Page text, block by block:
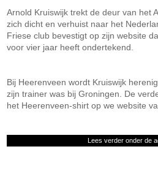
Arnold Kruiswijk trekt de deur van het
zich dicht en verhuist naar het
Friese club bevestigt op zijn website
voor vier jaar heeft ondertekend.
Bij Heerenveen wordt Kruiswijk
zijn trainer was bij Groningen. De
het Heerenveen-shirt op we website
Lees verder onder de